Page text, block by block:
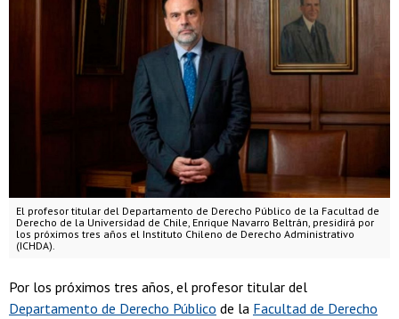
El profesor titular del Departamento de Derecho Público de la Facultad de
Derecho de la Universidad de Chile, Enrique Navarro Beltrán, presidirá por
los próximos tres años el Instituto Chileno de Derecho Administrativo
(ICHDA).
Por los próximos tres años, el profesor titular del
Departamento de Derecho Público de la Facultad de Derecho